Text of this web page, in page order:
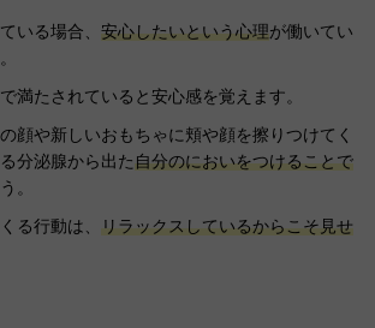
いる場合、 安心したいという心理が働いてい
満たされていると安心感を覚えます。
顔や新しいおもちゃに頬や顔を擦りつけてく
分泌腺から出た自分のにおいをつけることで
。
る行動は、 リラックスしているからこそ見せ